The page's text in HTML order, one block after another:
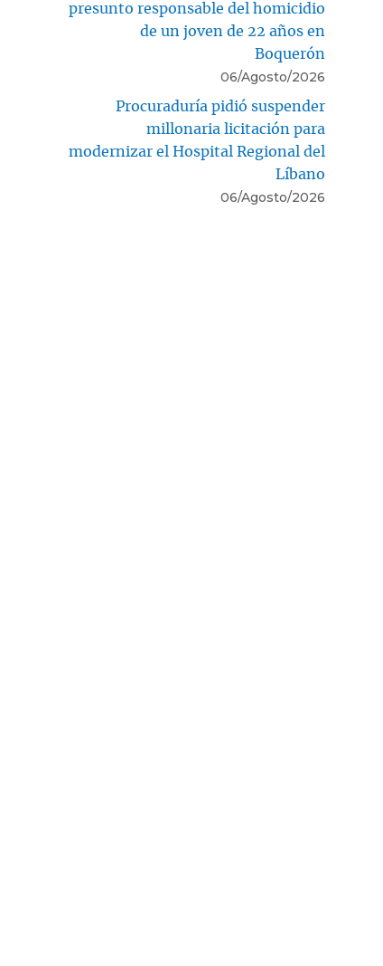
presunto responsable del homicidio
de un joven de 22 años en
Boquerón
06/Agosto/2026
Procuraduría pidió suspender
millonaria licitación para
modernizar el Hospital Regional del
Líbano
06/Agosto/2026